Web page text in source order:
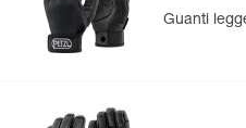
Guanti